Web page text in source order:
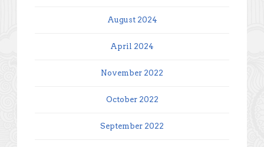
August 2024
April 2024
November 2022
October 2022
September 2022